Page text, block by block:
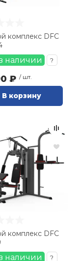
комплекс DFC
наличии ?
₽ / шт.
В корзину
комплекс DFC
наличии ?